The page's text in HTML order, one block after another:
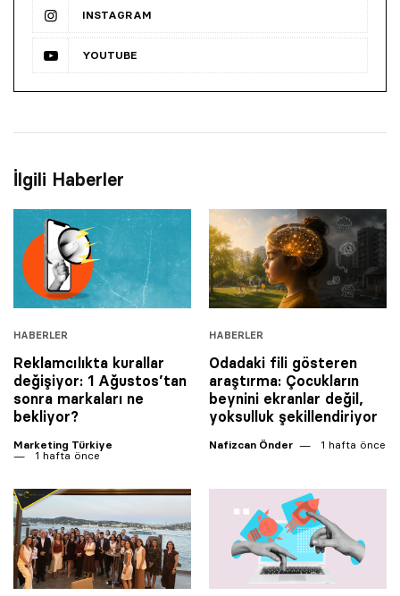
INSTAGRAM
YOUTUBE
İlgili Haberler
HABERLER
Reklamcılıkta kurallar
değişiyor: 1 Ağustos’tan
sonra markaları ne
bekliyor?
Marketing Türkiye
1 hafta önce
HABERLER
Odadaki fili gösteren
araştırma: Çocukların
beynini ekranlar değil,
yoksulluk şekillendiriyor
Nafizcan Önder 1 hafta önce